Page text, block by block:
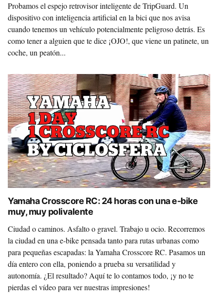
Probamos el espejo retrovisor inteligente de TripGuard. Un
dispositivo con inteligencia artificial en la bici que nos avisa
cuando tenemos un vehículo potencialmente peligroso detrás. Es
como tener a alguien que te dice ¡OJO!, que viene un patinete, un
coche, un peatón...
Yamaha Crosscore RC: 24 horas con una e-bike
muy, muy polivalente
Ciudad o caminos. Asfalto o gravel. Trabajo u ocio. Recorremos
la ciudad en una e-bike pensada tanto para rutas urbanas como
para pequeñas escapadas: la Yamaha Crosscore RC. Pasamos un
día entero con ella, poniendo a prueba su versatilidad y
autonomía. ¿El resultado? Aquí te lo contamos todo, ¡y no te
pierdas el vídeo para ver nuestras impresiones!